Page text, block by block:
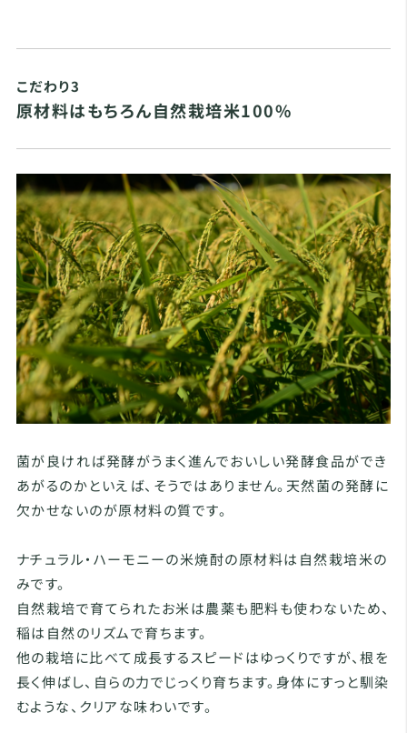
こだわり3
原材料はもちろん自然栽培米100%
菌が良ければ発酵がうまく進んでおいしい発酵食品ができ
あがるのかといえば、そうではありません。天然菌の発酵に
欠かせないのが原材料の質です。
ナチュラル・ハーモニーの米焼酎の原材料は自然栽培米の
みです。
自然栽培で育てられたお米は農薬も肥料も使わないため、
稲は自然のリズムで育ちます。
他の栽培に比べて成長するスピードはゆっくりですが、根を
長く伸ばし、自らの力でじっくり育ちます。身体にすっと馴染
むような、クリアな味わいです。